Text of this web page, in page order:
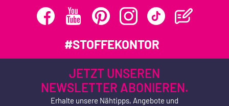
#STOFFEKONTOR
JETZT UNSEREN
NEWSLETTER ABONIEREN.
Erhalte unsere Nähtipps, Angebote und